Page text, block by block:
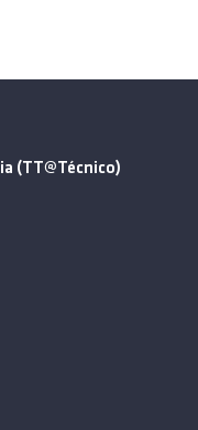
(TT@Técnico)